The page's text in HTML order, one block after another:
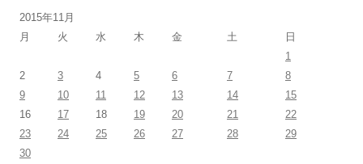
2015年11月
月
火 水 木 金 土 日
1
2
3 4 5 6 7
8
9
10 11 12 13 14
15
16
17 18 19 20 21
22
23
24 25 26 27 28
29
30